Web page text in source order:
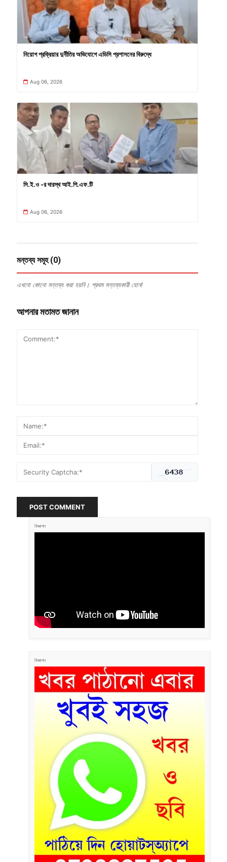
নিয়োগ প্রক্রিয়ার দুর্নীতির অভিযোগে এডিসি প্রশাসনের বিরুদ্ধে
Aug 06, 2026
সি.ই.ও -র দারস্থ আই.পি.এফ.টি
Aug 06, 2026
মন্তব্য সমূহ (0)
এখনো কোনো মন্তব্য করা হয়নি। প্রথম মন্তব্যকারী হোন!
আপনার মতামত জানান
POST COMMENT
বিজ্ঞাপন
বিজ্ঞাপন